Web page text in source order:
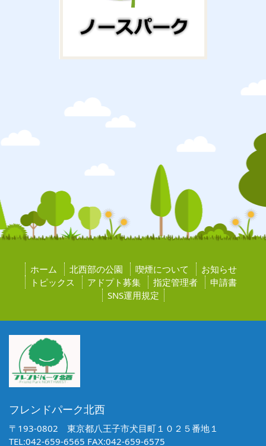
ホーム 北西部の公園 喫煙について
お知らせ
トピックス
アドプト募集 指定管理者
申請書
SNS運用規定
フレンドパーク北西
〒193-0802 東京都八王子市犬目町１０２５番地１
TEL:042-659-6565 FAX:042-659-6575